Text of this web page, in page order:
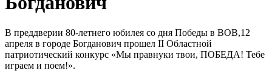
В преддверии 80-летнего юбилея со дня Победы в ВОВ,12
апреля в городе Богданович прошел II Областной
патриотический конкурс «Мы правнуки твои, ПОБЕДА! Тебе
играем и поем!».